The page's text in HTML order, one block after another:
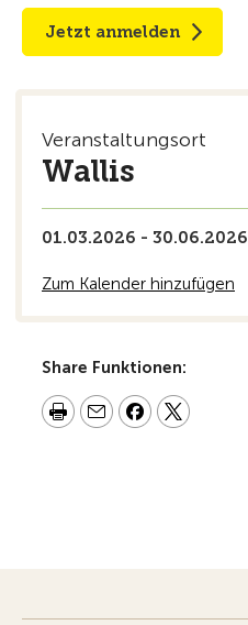
Jetzt anmelden
Veranstaltungsort
Wallis
01.03.2026 - 30.06.2026
Zum Kalender hinzufügen
Share Funktionen: